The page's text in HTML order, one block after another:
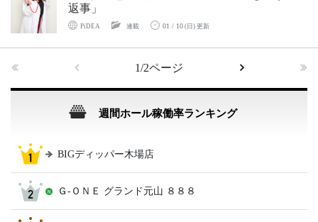
返事」
PiDEA 連載 01 / 10(日) 更新
1/2ページ
週間ホール稼働率ランキング
BIGディッパー木場店
Ｇ‐ＯＮＥ グランド元山 ８８８